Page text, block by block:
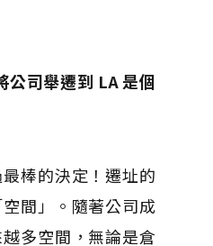
公司舉遷到 LA 是個
棒的決定！遷址的
間」。隨著公司成
多空間，無論是倉